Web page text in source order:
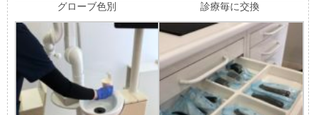
グローブ色別 診療毎に交換